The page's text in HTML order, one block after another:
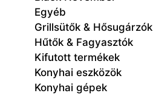
Egyéb
Grillsütők & Hősugárzók
Hűtők & Fagyasztók
Kifutott termékek
Konyhai eszközök
Konyhai gépek